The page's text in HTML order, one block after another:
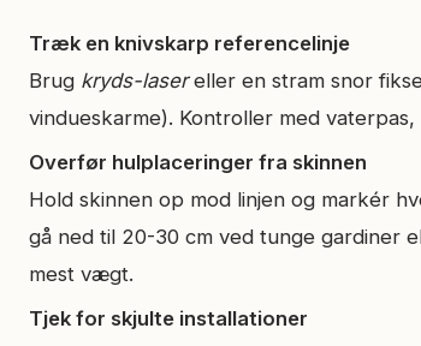
Træk en knivskarp reference­linje
Brug kryds-lasereller en stram snor
vindueskarme). Kontroller med
Overfør hul­­placeringer fra skinnen
Hold skinnen op mod linjen og markér
gå ned til 20-30 cm ved tunge gardiner
mest vægt.
Tjek for skjulte installationer